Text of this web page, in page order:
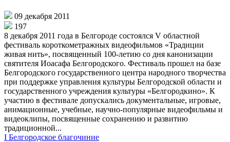
09 декабря 2011
197
8 декабря 2011 года в Белгороде состоялся V областной
фестиваль короткометражных видеофильмов «Традиции
живая нить», посвященный 100-летию со дня канонизации
святителя Иоасафа Белгородского. Фестиваль прошел на базе
Белгородского государственного центра народного творчества
при поддержке управления культуры Белгородской области и
государственного учреждения культуры «Белгородкино». К
участию в фестивале допускались документальные, игровые,
анимационные, учебные, научно-популярные видеофильмы и
видеоклипы, посвященные сохранению и развитию
традиционной...
I Белгородское благочиние